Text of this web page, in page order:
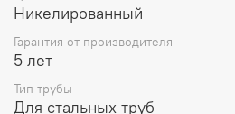
Никелированный
Гарантия от производителя
5 лет
Тип трубы
Для стальных труб